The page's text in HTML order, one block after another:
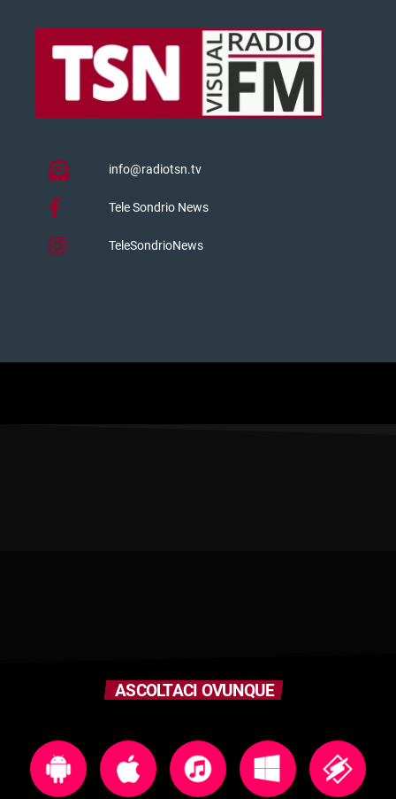
info@radiotsn.tv
Tele Sondrio News
TeleSondrioNews
ASCOLTACI OVUNQUE